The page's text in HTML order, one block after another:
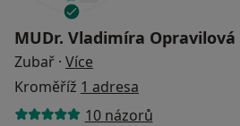
MUDr. Vladimíra Opravilová
Zubař · Více
Kroměříž 1 adresa
10 názorů